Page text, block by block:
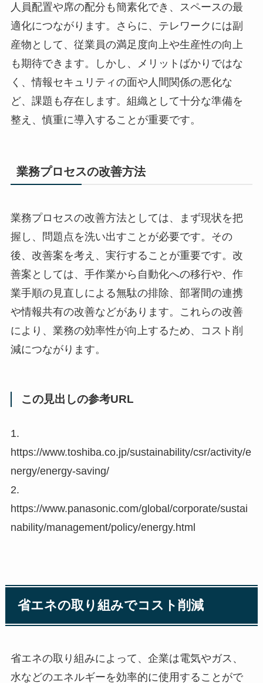
人員配置や席の配分も簡素化でき、スペースの最
適化につながります。さらに、テレワークには副
産物として、従業員の満足度向上や生産性の向上
も期待できます。しかし、メリットばかりではな
く、情報セキュリティの面や人間関係の悪化な
ど、課題も存在します。組織として十分な準備を
整え、慎重に導入することが重要です。
業務プロセスの改善方法
業務プロセスの改善方法としては、まず現状を把
握し、問題点を洗い出すことが必要です。その
後、改善案を考え、実行することが重要です。改
善案としては、手作業から自動化への移行や、作
業手順の見直しによる無駄の排除、部署間の連携
や情報共有の改善などがあります。これらの改善
により、業務の効率性が向上するため、コスト削
減につながります。
この見出しの参考URL
1.
https://www.toshiba.co.jp/sustainability/csr/activity/e
nergy/energy-saving/
2.
https://www.panasonic.com/global/corporate/sustai
nability/management/policy/energy.html
省エネの取り組みでコスト削減
省エネの取り組みによって、企業は電気やガス、
水などのエネルギーを効率的に使用することがで